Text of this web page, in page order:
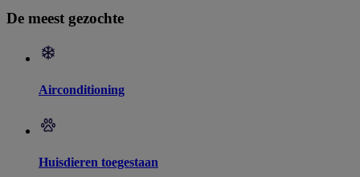
De meest gezochte
Airconditioning
Huisdieren toegestaan